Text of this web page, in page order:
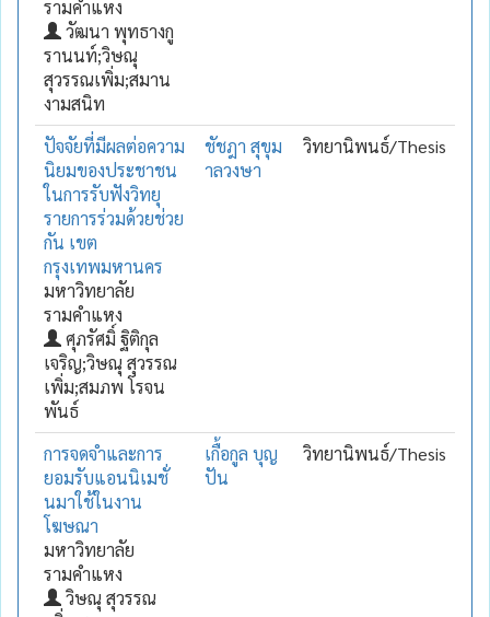
รามคำแหง
วัฒนา พุทธางกู
รานนท์;วิษณุ
สุวรรณเพิ่ม;สมาน
งามสนิท
ปัจจัยที่มีผลต่อความ
นิยมของประชาชน
ในการรับฟังวิทยุ
รายการร่วมด้วยช่วย
กัน เขต
กรุงเทพมหานคร
มหาวิทยาลัย
รามคำแหง
ศุภรัศมิ์ ฐิติกุล
เจริญ;วิษณุ สุวรรณ
เพิ่ม;สมภพ โรจน
พันธ์
ชัชฎา สุขุม
าลวงษา
วิทยานิพนธ์/Thesis
การจดจำและการ
ยอมรับแอนนิเมชั่
นมาใช้ในงาน
โฆษณา
มหาวิทยาลัย
รามคำแหง
วิษณุ สุวรรณ
เกื้อกูล บุญ
ปัน
วิทยานิพนธ์/Thesis